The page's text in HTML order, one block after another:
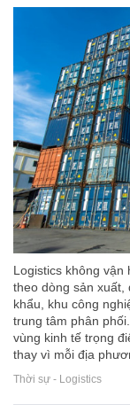
Logistics không vận
theo dòng sản xuất,
khẩu, khu công
trung tâm phân
vùng kinh tế trọng
thay vì mỗi địa
Thời sự - Logistics